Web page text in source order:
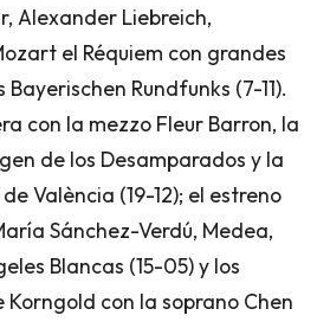
Alexander Liebreich,
el Réquiem con grandes
Rundfunks (7-11).
con la mezzo Fleur Barron, la
de los Desamparados y la
València (19-12); el estreno
Sánchez-Verdú, Medea,
Blancas (15-05) y los
con la soprano Chen